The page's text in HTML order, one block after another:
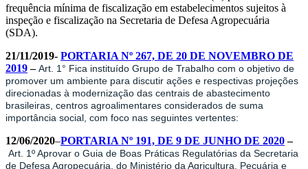
frequência mínima de fiscalização em estabelecimentos sujeitos à
inspeção e fiscalização na Secretaria de Defesa Agropecuária
(SDA).
21/11/2019- PORTARIA Nº 267, DE 20 DE NOVEMBRO DE
2019–Art. 1° Fica instituído Grupo de Trabalho com o objetivo de
promover um ambiente para discutir ações e respectivas projeções
direcionadas à modernização das centrais de abastecimento
brasileiras, centros agroalimentares considerados de suma
importância social, com foco nas seguintes vertentes:
12/06/2020–PORTARIA Nº 191, DE 9 DE JUNHO DE 2020–
Art. 1º Aprovar o Guia de Boas Práticas Regulatórias da Secretaria
de Defesa Agropecuária, do Ministério da Agricultura, Pecuária e